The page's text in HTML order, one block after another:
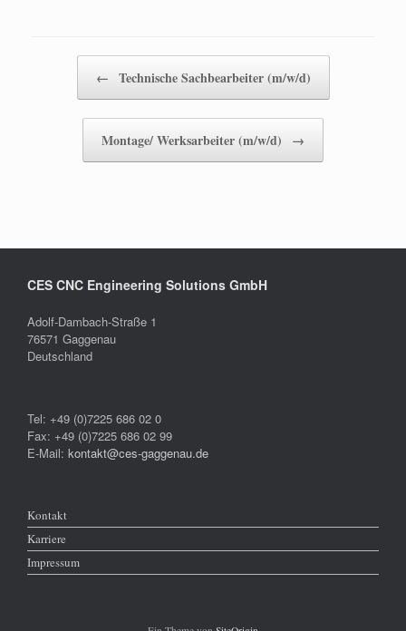
← Technische Sachbearbeiter (m/w/d)
Montage/ Werksarbeiter (m/w/d) →
CES CNC Engineering Solutions GmbH
Adolf-Dambach-Straße 1
76571 Gaggenau
Deutschland
Tel: +49 (0)7225 686 02 0
Fax: +49 (0)7225 686 02 99
E-Mail: kontakt@ces-gaggenau.de
Kontakt
Karriere
Impressum